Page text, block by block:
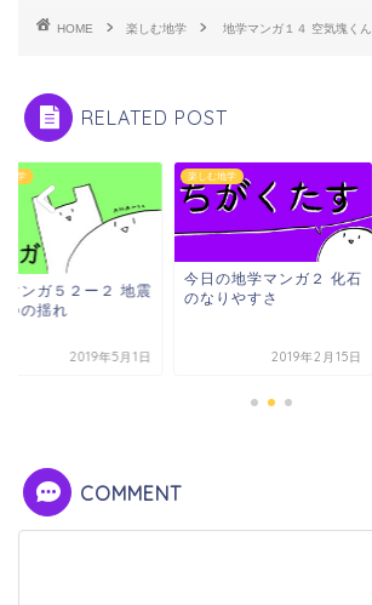
HOME 楽しむ地学 地学マンガ１４ 空気塊くん
RELATED POST
地学
マンガ５２ー２ 地震
つの揺れ
2019年5月1日
楽しむ地学
今日の地学マンガ２ 化石
のなりやすさ
2019年2月15日
COMMENT